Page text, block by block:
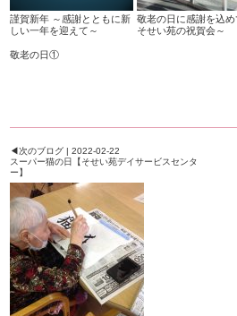
謹賀新年 ～感謝とともに新
しい一年を迎えて～
敬老の日に感謝を込め
そせい苑の祝賀会～
敬老の日①
◀次のブログ | 2022-02-22
スーパー猫の日【そせい苑デイサービスセンタ
ー】